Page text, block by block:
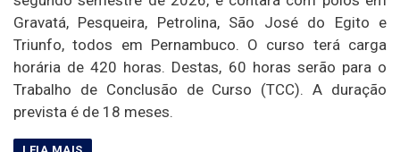
Gravatá, Pesqueira, Petrolina, São José do Egito e
Triunfo, todos em Pernambuco. O curso terá carga
horária de 420 horas. Destas, 60 horas serão para o
Trabalho de Conclusão de Curso (TCC). A duração
prevista é de 18 meses.